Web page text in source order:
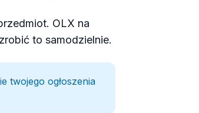
OLX na
to samodzielnie.
twojego ogłoszenia